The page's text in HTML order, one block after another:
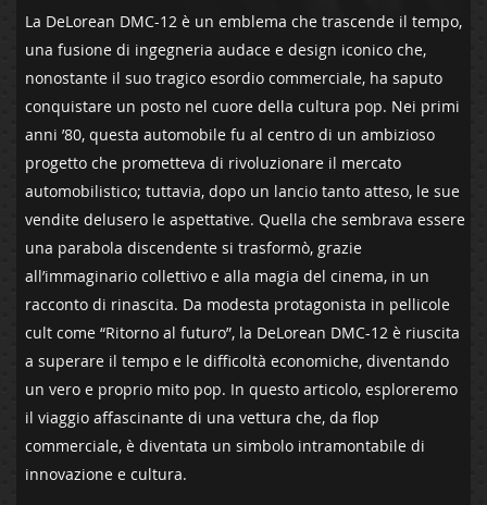
La DeLorean DMC-12 è un emblema che trascende il tempo,
una fusione di ingegneria audace e design iconico che,
nonostante il suo tragico esordio ⁢commerciale, ha saputo
conquistare un posto nel ⁤cuore della‍ cultura pop. Nei primi
anni ’80, questa automobile fu ⁣al centro ‌di un ‌ambizioso
progetto che prometteva di rivoluzionare il mercato
automobilistico; tuttavia, dopo un lancio tanto atteso, le sue
vendite delusero le aspettative. Quella che‌ sembrava essere
una‌ parabola‍ discendente si trasformò, grazie
‍all’immaginario collettivo e​ alla magia ⁣del cinema, in un
‍racconto di rinascita. ⁤Da modesta ​protagonista in pellicole
cult come “Ritorno al futuro”, ​la DeLorean DMC-12 è riuscita
a superare il ‌tempo e le difficoltà economiche, diventando
un ‌vero ‌e proprio⁤ mito pop. In questo articolo,‌ esploreremo
il viaggio affascinante di una ⁣vettura che, da ‍flop​
commerciale, è diventata un simbolo intramontabile di
innovazione e cultura.